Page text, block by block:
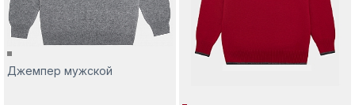
Джемпер мужской